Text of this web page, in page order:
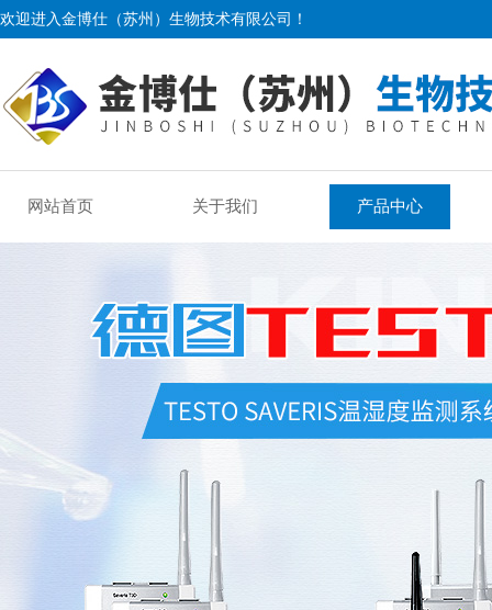
欢迎进入金博仕（苏州）生物技术有限公司！
网站首页 关于我们 产品中心